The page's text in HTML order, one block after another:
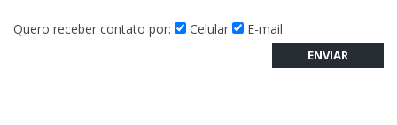
Quero receber contato por: Celular E-mail
ENVIAR